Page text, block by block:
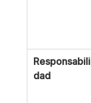
Responsabili
dad